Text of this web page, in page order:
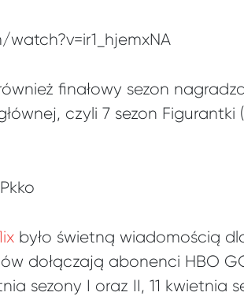
finałowy sezon
czyli 7 sezon Figurantki
było świetną wiadomością
dołączają abonenci HBO
sezony I oraz II, 11 kwietnia